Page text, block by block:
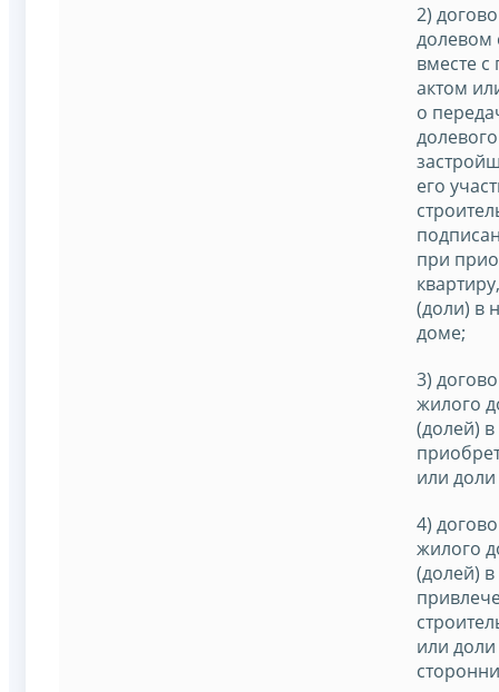
2)
долевом
вместе
актом
о
его
при
(доли) в
доме;
3)
жилого
(долей)
или
4)
жилого
(долей)
или